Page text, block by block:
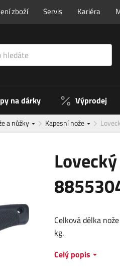
zboží Servis Kariéra
na dárky Výprodej
a nůžky Kapesní nože
Celková délka
kg.
Celý popis